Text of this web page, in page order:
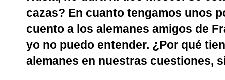
cazas? En cuanto tengamos unos
cuento a los alemanes amigos de
yo no puedo entender. ¿Por qué
alemanes en nuestras cuestiones,